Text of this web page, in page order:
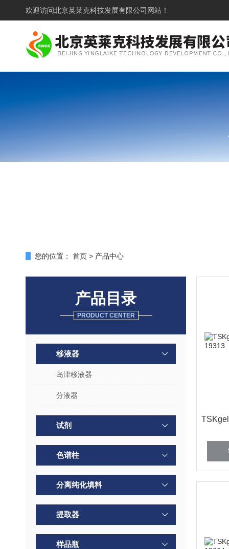
欢迎访问北京英莱克科技发展有限公司网站！
您的位置： 首页 > 产品中心
产品目录
PRODUCT CENTER
移液器
岛津移液器
分液器
试剂
色谱柱
分离纯化填料
提取器
样品瓶